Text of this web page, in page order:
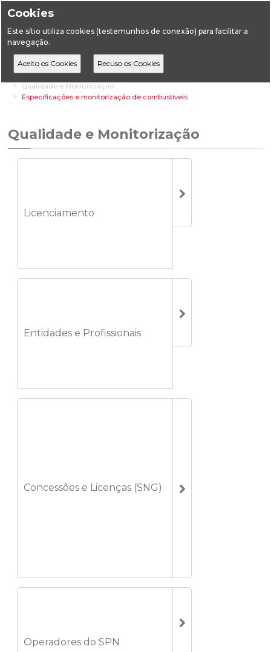
Cookies
Este sítio utiliza cookies (testemunhos de conexão) para facilitar a
navegação.
HomeÁreas Setoriais Energia
Combustíveis
Qualidade e Monitorização
Especificações e monitorização de combustíveis
Qualidade e Monitorização
Licenciamento
Entidades e Profissionais
Concessões e Licenças (SNG)
Operadores do SPN